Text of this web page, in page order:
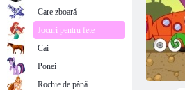
Care zboară
Jocuri pentru fete
Cai
Ponei
Rochie de până